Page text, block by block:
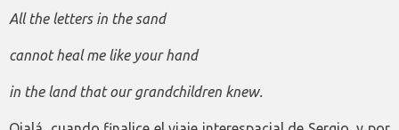
All the letters in the sand
cannot heal me like your hand
in the land that our grandchildren knew.